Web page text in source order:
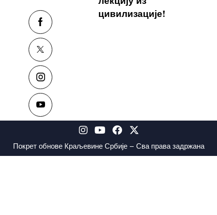
цивилизације!
Покрет обнове Краљевине Србије – Сва права задржана